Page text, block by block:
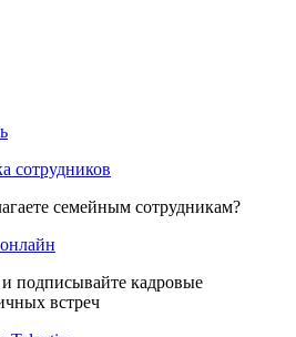
сотрудников
семейным сотрудникам?
подписывайте кадровые
встреч